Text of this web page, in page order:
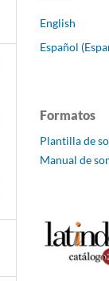
English
Español
Formatos
Plantilla de
Manual de